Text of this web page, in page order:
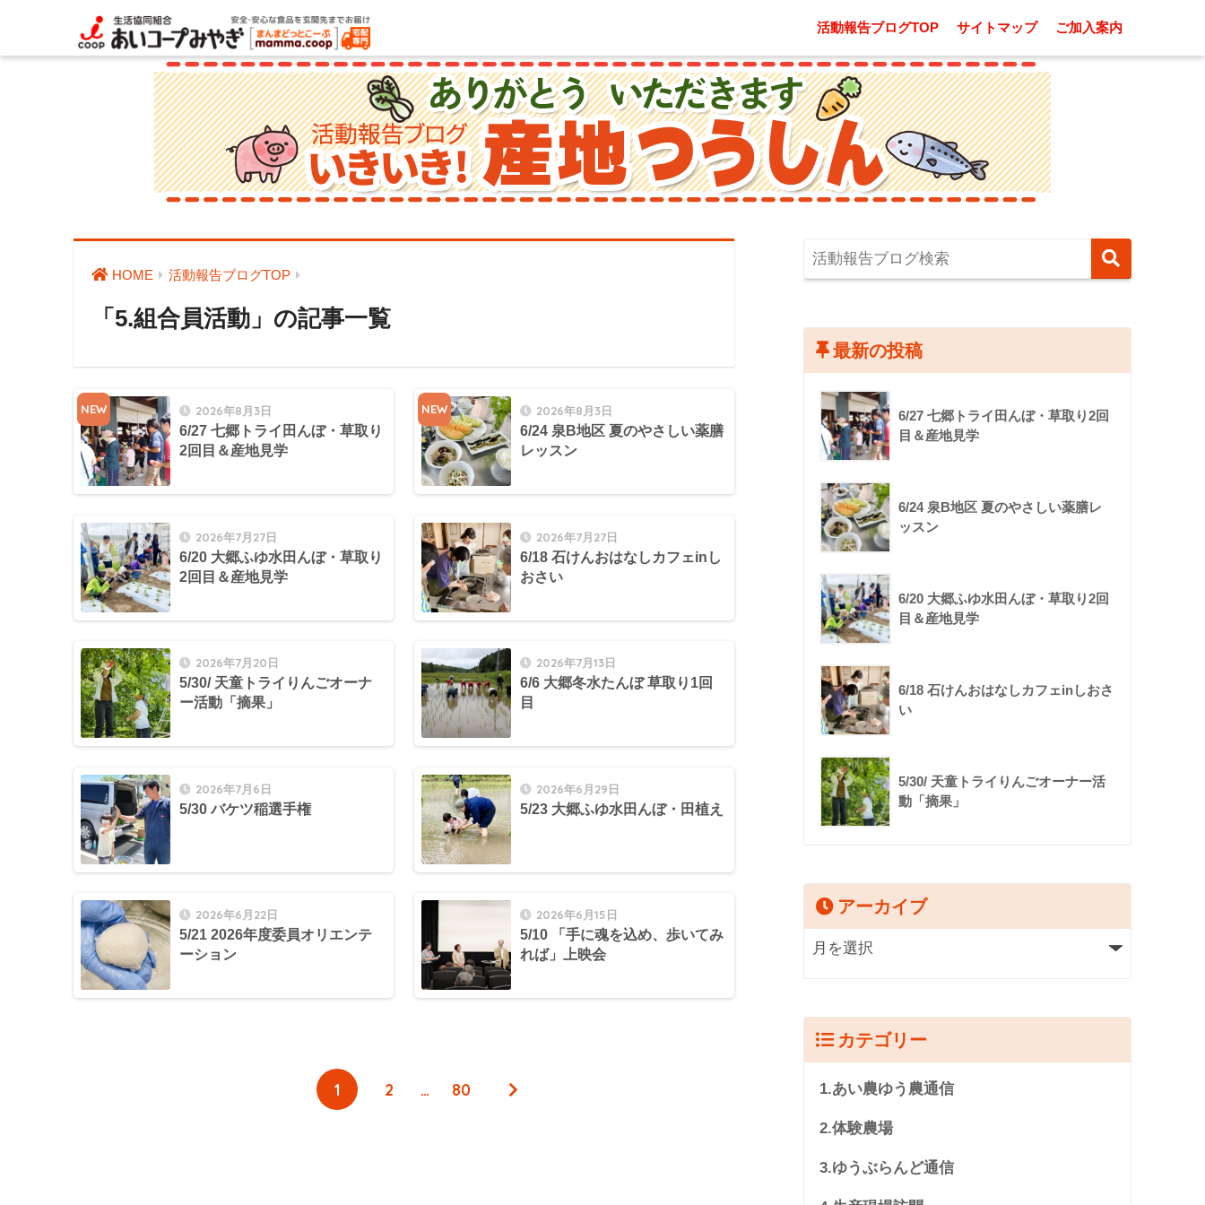
活動報告ブログTOP サイトマップ ご加入案内
HOME 活動報告ブログTOP
「5.組合員活動」の記事一覧
2026年8月3日
6/27 七郷トライ田んぼ・草取り
2回目＆産地見学
NEW 2026年8月3日
6/24 泉B地区 夏のやさしい薬膳
レッスン
NEW
2026年7月27日
6/20 大郷ふゆ水田んぼ・草取り
2回目＆産地見学
2026年7月27日
6/18 石けんおはなしカフェinし
おさい
2026年7月20日
5/30/ 天童トライりんごオーナ
ー活動「摘果」
2026年7月13日
6/6 大郷冬水たんぼ 草取り1回
目
2026年7月6日
5/30 バケツ稲選手権
2026年6月29日
5/23 大郷ふゆ水田んぼ・田植え
2026年6月22日
5/21 2026年度委員オリエンテ
ーション
2026年6月15日
5/10 「手に魂を込め、歩いてみ
れば」上映会
1 2 … 80
最新の投稿
6/27 七郷トライ田んぼ・草取り2回
目＆産地見学
6/24 泉B地区 夏のやさしい薬膳レ
ッスン
6/20 大郷ふゆ水田んぼ・草取り2回
目＆産地見学
6/18 石けんおはなしカフェinしおさ
い
5/30/ 天童トライりんごオーナー活
動「摘果」
アーカイブ
カテゴリー
1.あい農ゆう農通信
2.体験農場
3.ゆうぶらんど通信